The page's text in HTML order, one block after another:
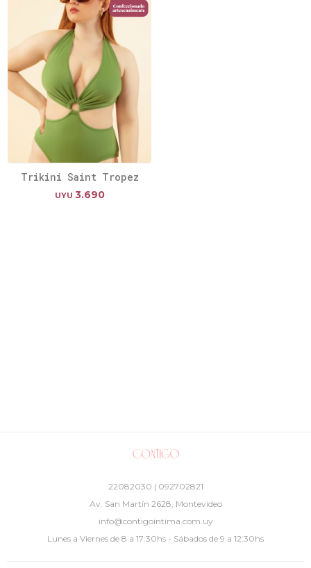
Trikini Saint Tropez
UYU 3.690
22082030 | 092702821
Av. San Martín 2628, Montevideo
info@contigointima.com.uy
Lunes a Viernes de 8 a 17:30hs - Sábados de 9 a 12:30hs